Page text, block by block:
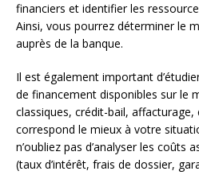
financiers et identifier les
Ainsi, vous pourrez déterminer le
auprès de la banque.
Il est également important
de financement disponibles sur le
classiques, crédit-bail,
correspond le mieux à votre
n’oubliez pas d’analyser les coûts
(taux d’intérêt, frais de dossier,